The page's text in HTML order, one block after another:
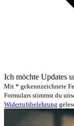
Ich möchte Updates
Mit * gekennzeichnete
Formulars stimmst du
Widerrufsbelehrung